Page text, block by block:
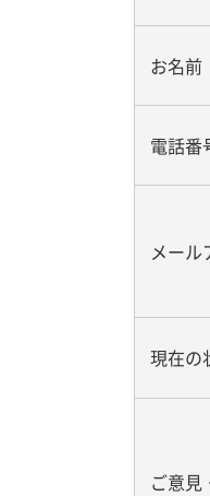
お名前
電話番
メール
現在の
ご意見